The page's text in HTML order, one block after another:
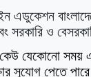
এডুকেশন
সরকারি ও
যেকোনো সময়
সুযোগ পেতে